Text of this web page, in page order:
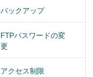
バックアップ
FTPパスワードの変
更
アクセス制限